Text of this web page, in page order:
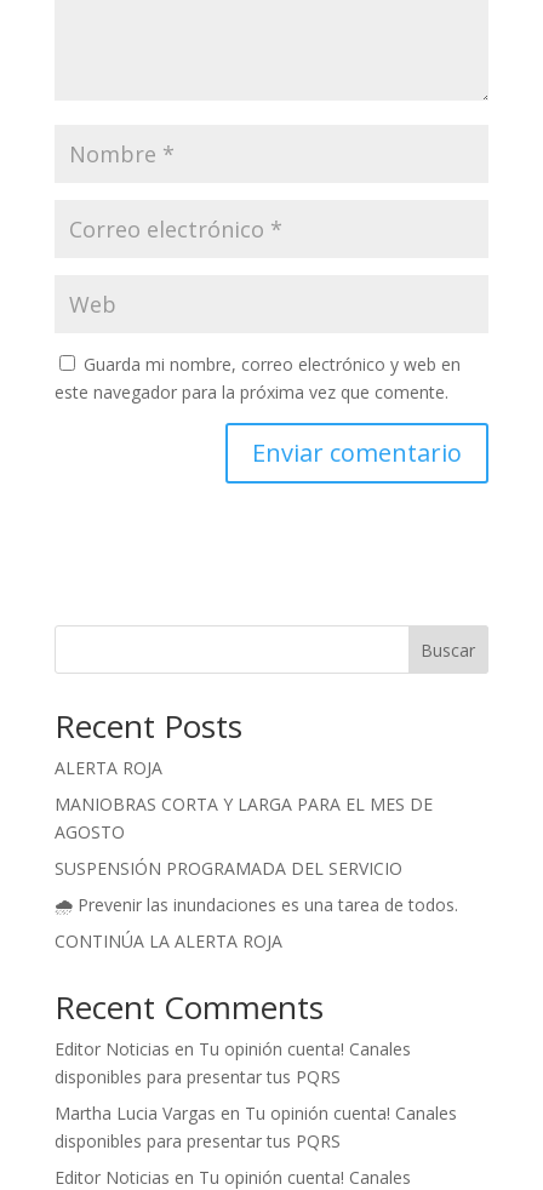
Guarda mi nombre, correo electrónico y web en
este navegador para la próxima vez que comente.
Buscar
Recent Posts
ALERTA ROJA
MANIOBRAS CORTA Y LARGA PARA EL MES DE
AGOSTO
SUSPENSIÓN PROGRAMADA DEL SERVICIO
🌧️ Prevenir las inundaciones es una tarea de todos.
CONTINÚA LA ALERTA ROJA
Recent Comments
Editor Noticias en Tu opinión cuenta! Canales
disponibles para presentar tus PQRS
Martha Lucia Vargas en Tu opinión cuenta! Canales
disponibles para presentar tus PQRS
Editor Noticias en Tu opinión cuenta! Canales